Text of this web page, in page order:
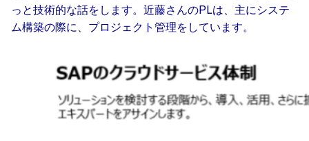
っと技術的な話をします。近藤さんのPLは、主にシステ
ム構築の際に、プロジェクト管理をしています。